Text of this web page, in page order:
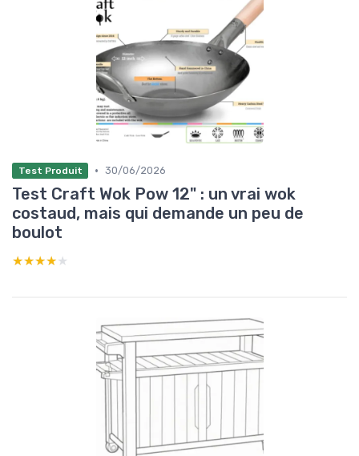
Test Produit • 30/06/2026
Test Craft Wok Pow 12" : un vrai wok
costaud, mais qui demande un peu de
boulot
★★★★★
★★★★★